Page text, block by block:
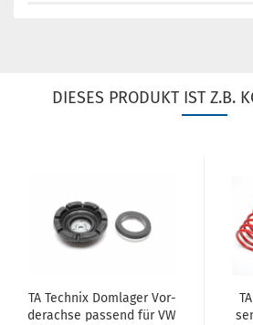
DIESES PRODUKT IST Z.B.
TA Tech­nix Dom­la­ger Vor­
der­ach­se pas­send für VW